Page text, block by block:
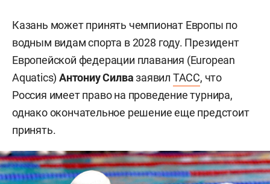
Казань может принять чемпионат Европы по
водным видам спорта в 2028 году. Президент
Европейской федерации плавания (European
Aquatics) Антониу Силвазаявил ТАСС, что
Россия имеет право на проведение турнира,
однако окончательное решение еще предстоит
принять.